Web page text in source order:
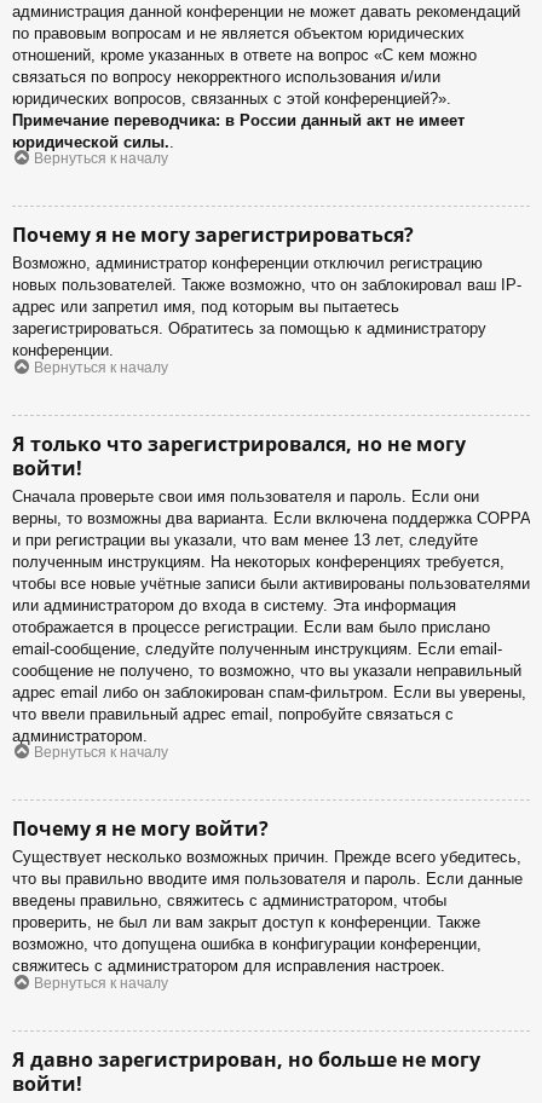
администрация данной конференции не может давать рекомендаций
по правовым вопросам и не является объектом юридических
отношений, кроме указанных в ответе на вопрос «С кем можно
связаться по вопросу некорректного использования и/или
юридических вопросов, связанных с этой конференцией?».
Примечание переводчика: в России данный акт не имеет
юридической силы.
Вернуться к началу
Почему я не могу зарегистрироваться?
Возможно, администратор конференции отключил регистрацию
новых пользователей. Также возможно, что он заблокировал ваш IP-
адрес или запретил имя, под которым вы пытаетесь
зарегистрироваться. Обратитесь за помощью к администратору
конференции.
Вернуться к началу
Я только что зарегистрировался, но не могу
войти!
Сначала проверьте свои имя пользователя и пароль. Если они
верны, то возможны два варианта. Если включена поддержка COPPA
и при регистрации вы указали, что вам менее 13 лет, следуйте
полученным инструкциям. На некоторых конференциях требуется,
чтобы все новые учётные записи были активированы пользователями
или администратором до входа в систему. Эта информация
отображается в процессе регистрации. Если вам было прислано
email-сообщение, следуйте полученным инструкциям. Если email-
сообщение не получено, то возможно, что вы указали неправильный
адрес email либо он заблокирован спам-фильтром. Если вы уверены,
что ввели правильный адрес email, попробуйте связаться с
администратором.
Вернуться к началу
Почему я не могу войти?
Существует несколько возможных причин. Прежде всего убедитесь,
что вы правильно вводите имя пользователя и пароль. Если данные
введены правильно, свяжитесь с администратором, чтобы
проверить, не был ли вам закрыт доступ к конференции. Также
возможно, что допущена ошибка в конфигурации конференции,
свяжитесь с администратором для исправления настроек.
Вернуться к началу
Я давно зарегистрирован, но больше не могу
войти!